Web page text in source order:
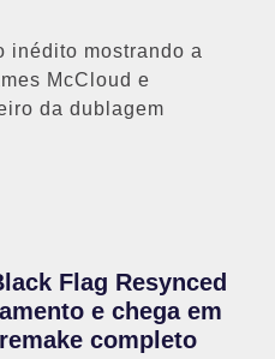
inédito mostrando a
McCloud e
da dublagem
Flag Resynced
e chega em
completo